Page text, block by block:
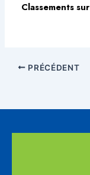
Classements sur
PRÉCÉDENT